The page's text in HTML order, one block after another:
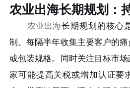
农业出海长期规划：
农业出海长期规划的核心
制。每隔半年收集主要客户的
或包装规格。同时关注目标市
家可能提高关税或增加认证要